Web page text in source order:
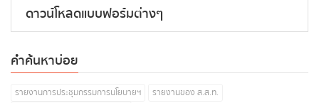
ดาวน์โหลดแบบฟอร์มต่างๆ
คำค้นหาบ่อย
รายงานการประชุมกรรมการนโยบายฯ
รายงานของ ส.ส.ท.